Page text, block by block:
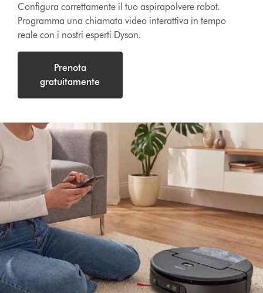
Configura correttamente il tuo aspirapolvere robot.
Programma una chiamata video interattiva in tempo
reale con i nostri esperti Dyson.
Prenota
gratuitamente